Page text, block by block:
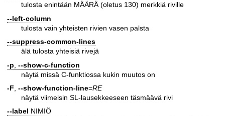
tulosta enintään MÄÄRÄ (oletus 130) merkkiä riville
--left-column
tulosta vain yhteisten rivien vasen palsta
--suppress-common-lines
älä tulosta yhteisiä rivejä
-p --show-c-function
näytä missä C-funktiossa kukin muutos on
-F --show-function-line=RE
näytä viimeisin SL-lausekkeeseen täsmäävä rivi
--label NIMIÖ